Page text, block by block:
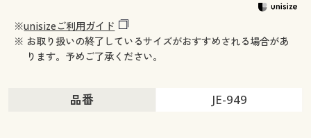
※unisizeご利用ガイド
※ お取り扱いの終了しているサイズがおすすめされる場合があ
ります。予めご了承ください。
品番 JE-949